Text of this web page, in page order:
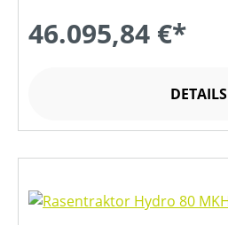
46.095,84 €*
DETAILS